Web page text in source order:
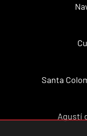
Santa
Agustí